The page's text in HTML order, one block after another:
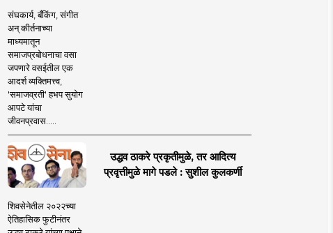
संघकार्य, बँकिंग, संगीत
अन् कीर्तनाच्या
माध्यमातून
समाजप्रबोधनाचा वसा
जपणारे वसईतील एक
आदर्श व्यक्तिमत्त्व,
'समाजव्रती' हभप सुयोग
आपटे यांचा
जीवनप्रवास.....
उद्धव ठाकरे प्रकृतीमुळे, तर आदित्य
प्रवृत्तीमुळे मागे पडले : सुशील कुलकर्णी
शिवसेनेतील २०२२च्या
ऐतिहासिक फुटीनंतर